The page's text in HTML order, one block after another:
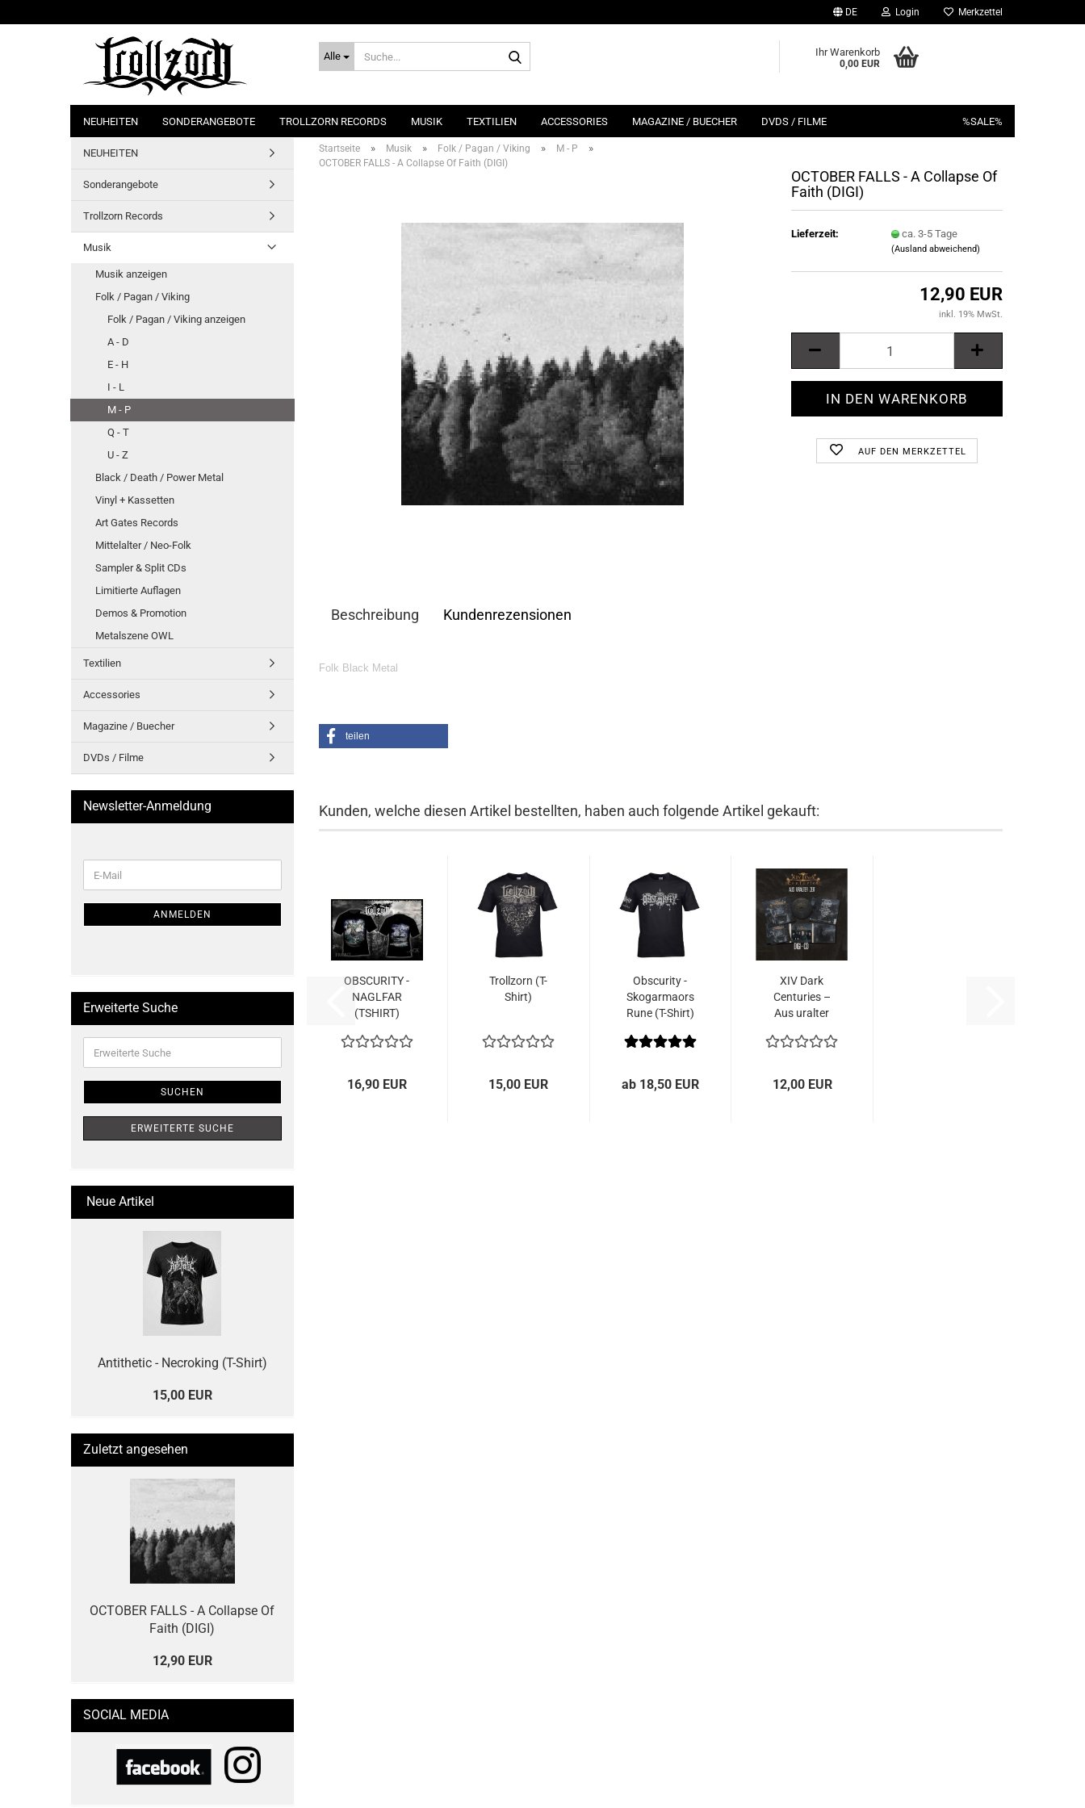
DE Login Merkzettel
Alle Ihr Warenkorb
0,00 EUR
NEUHEITEN SONDERANGEBOTE TROLLZORN RECORDS MUSIK TEXTILIEN ACCESSORIES MAGAZINE / BUECHER DVDS / FILME %SALE%
Startseite » Musik » Folk / Pagan / Viking » M - P »
OCTOBER FALLS - A Collapse Of Faith (DIGI)
OCTOBER FALLS - A Collapse Of
Faith (DIGI)
Lieferzeit: ca. 3-5 Tage
(Ausland abweichend)
12,90 EUR
inkl. 19% MwSt.
AUF DEN MERKZETTEL
Beschreibung Kundenrezensionen
Folk Black Metal
teilen
Kunden, welche diesen Artikel bestellten, haben auch folgende Artikel gekauft:
OBSCURITY -
NAGLFAR
(TSHIRT)
16,90 EUR
Trollzorn (T-
Shirt)
15,00 EUR
Obscurity -
Skogarmaors
Rune (T-Shirt)
ab 18,50 EUR
XIV Dark
Centuries –
Aus uralter
12,00 EUR
NEUHEITEN
Sonderangebote
Trollzorn Records
Musik
Musik anzeigen
Folk / Pagan / Viking
Folk / Pagan / Viking anzeigen
A - D
E - H
I - L
M - P
Q - T
U - Z
Black / Death / Power Metal
Vinyl + Kassetten
Art Gates Records
Mittelalter / Neo-Folk
Sampler & Split CDs
Limitierte Auflagen
Demos & Promotion
Metalszene OWL
Textilien
Accessories
Magazine / Buecher
DVDs / Filme
Newsletter-Anmeldung
ZUR
E-
Mail
ANMELDEN
Erweiterte Suche
Suche
SUCHEN
ERWEITERTE SUCHE
Neue Artikel
Antithetic - Necroking (T-Shirt)
15,00 EUR
Zuletzt angesehen
OCTOBER FALLS - A Collapse Of
Faith (DIGI)
12,90 EUR
SOCIAL MEDIA